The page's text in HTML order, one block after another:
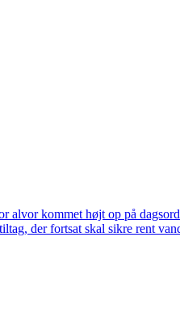
kommet højt op på
der fortsat skal sikre rent